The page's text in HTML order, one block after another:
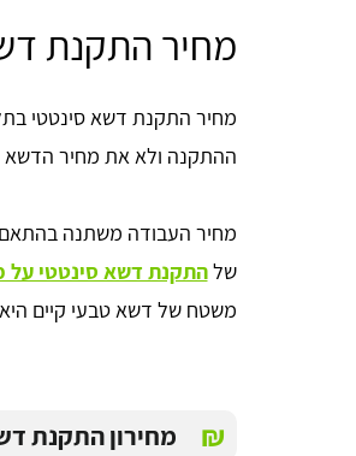
מחיר התקנת
ההתקנה ולא את מחיר הדשא
מחיר העבודה משתנה בהתאם
שלהתקנת דשא סינטטי על
משטח של דשא טבעי קיים
₪ מחירון התקנת